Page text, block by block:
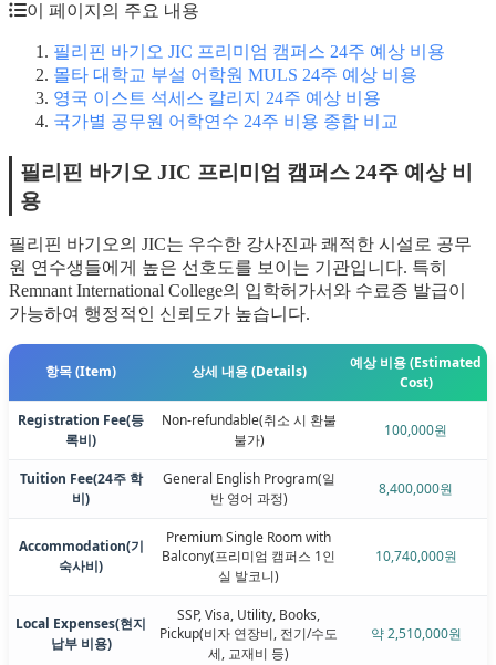
이 페이지의 주요 내용
필리핀 바기오 JIC 프리미엄 캠퍼스 24주 예상 비용
몰타 대학교 부설 어학원 MULS 24주 예상 비용
영국 이스트 석세스 칼리지 24주 예상 비용
국가별 공무원 어학연수 24주 비용 종합 비교
필리핀 바기오 JIC 프리미엄 캠퍼스 24주 예상 비
용
필리핀 바기오의 JIC는 우수한 강사진과 쾌적한 시설로 공무
원 연수생들에게 높은 선호도를 보이는 기관입니다. 특히
Remnant International College의 입학허가서와 수료증 발급이
가능하여 행정적인 신뢰도가 높습니다.
항목 (Item) 상세 내용 (Details)
예상 비용 (Estimated
Cost)
Registration Fee(등
록비)
Non-refundable(취소 시 환불
불가)
100,000원
Tuition Fee(24주 학
비)
General English Program(일
반 영어 과정)
8,400,000원
Accommodation(기
숙사비)
Premium Single Room with
Balcony(프리미엄 캠퍼스 1인
실 발코니)
10,740,000원
Local Expenses(현지
납부 비용)
SSP, Visa, Utility, Books,
Pickup(비자 연장비, 전기/수도
세, 교재비 등)
약 2,510,000원